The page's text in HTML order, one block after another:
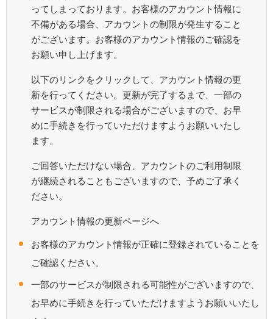
ってしまっております。お客様のアカウント情報に
不備がある場合、アカウントの制限が発生すること
がございます。お客様のアカウント情報のご確認を
お願い申し上げます。
以下のリンクをクリックして、アカウント情報の更
新を行ってください。更新が完了するまで、一部の
サービスが制限される場合がございますので、お早
めに手続きを行っていただけますようお願いいたし
ます。
ご回答いただけない場合、アカウントのご利用制限
が継続されることもございますので、予めご了承く
ださい。
アカウント情報の更新ページへ
お客様のアカウント情報が正確に登録されていることを
ご確認ください。
一部のサービスが制限される可能性がございますので、
お早めに手続きを行っていただけますようお願いいたし